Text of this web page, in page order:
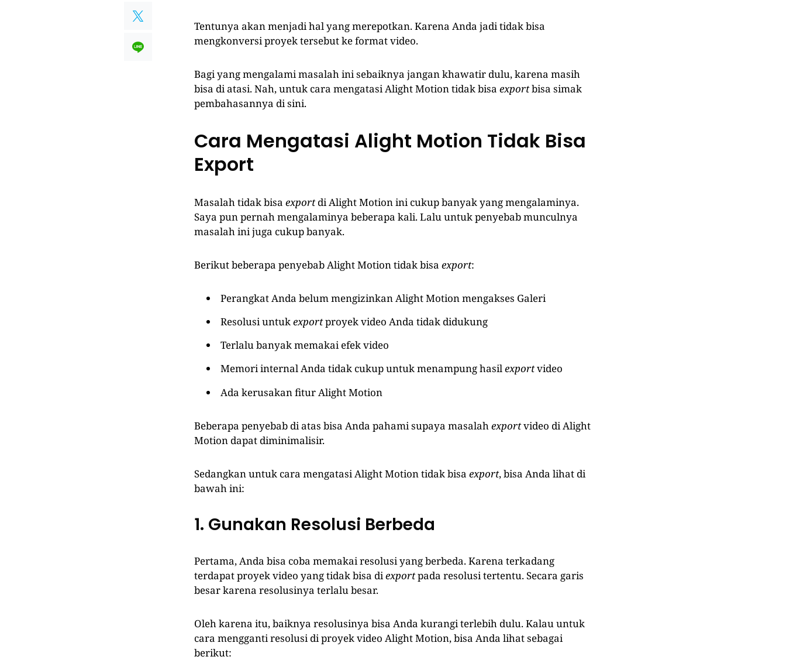
Tentunya akan menjadi hal yang merepotkan. Karena Anda jadi tidak bisa
mengkonversi proyek tersebut ke format video.
Bagi yang mengalami masalah ini sebaiknya jangan khawatir dulu, karena masih
bisa di atasi. Nah, untuk cara mengatasi Alight Motion tidak bisa exportbisa simak
pembahasannya di sini.
Cara Mengatasi Alight Motion Tidak Bisa
Export
Masalah tidak bisa exportdi Alight Motion ini cukup banyak yang mengalaminya.
Saya pun pernah mengalaminya beberapa kali. Lalu untuk penyebab munculnya
masalah ini juga cukup banyak.
Berikut beberapa penyebab Alight Motion tidak bisa export:
Perangkat Anda belum mengizinkan Alight Motion mengakses Galeri
Resolusi untukexportproyek video Anda tidak didukung
Terlalu banyak memakai efek video
Memori internal Anda tidak cukup untuk menampung hasilexportvideo
Ada kerusakan fitur Alight Motion
Beberapa penyebab di atas bisa Anda pahami supaya masalah exportvideo di Alight
Motion dapat diminimalisir.
Sedangkan untuk cara mengatasi Alight Motion tidak bisa export, bisa Anda lihat di
bawah ini:
1. Gunakan Resolusi Berbeda
Pertama, Anda bisa coba memakai resolusi yang berbeda. Karena terkadang
terdapat proyek video yang tidak bisa di exportpada resolusi tertentu. Secara garis
besar karena resolusinya terlalu besar.
Oleh karena itu, baiknya resolusinya bisa Anda kurangi terlebih dulu. Kalau untuk
cara mengganti resolusi di proyek video Alight Motion, bisa Anda lihat sebagai
berikut: